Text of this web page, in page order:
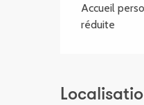
Accueil
réduite